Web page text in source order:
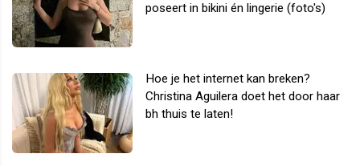
poseert in bikini én lingerie (foto's)
Hoe je het internet kan breken?
Christina Aguilera doet het door haar
bh thuis te laten!